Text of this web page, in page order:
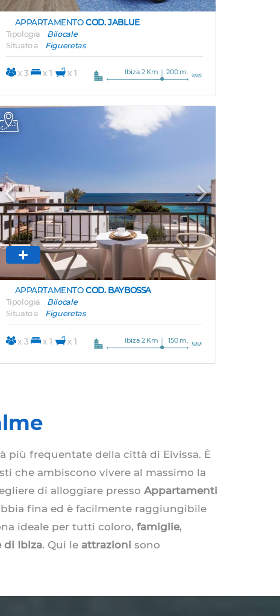
APPARTAMENTOCOD. JABLUE
Tipologia
Bilocale
Situato a
Figueretas
x 3 x 1 x 1 Ibiza 2 Km 200 m.
Previous Next
APPARTAMENTOCOD. BAYBOSSA
Tipologia
Bilocale
Situato a
Figueretas
x 3 x 1 x 1 Ibiza 2 Km 150 m.
più frequentate della città di Eivissa. È
che ambiscono vivere al massimo la
di alloggiare presso Appartamenti
fina ed è facilmente raggiungibile
ideale per tutti coloro, famiglie,
di Ibiza. Qui le attrazioni sono
tipo. Attività e occupazioni per ogni